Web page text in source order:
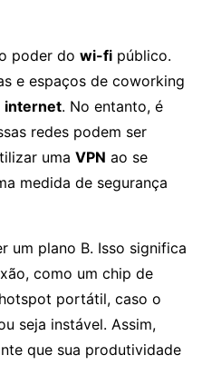
poder do wi-fi público.
e espaços de coworking
internet. No entanto, é
redes podem ser
uma VPN ao se
medida de segurança
um plano B. Isso significa
como um chip de
portátil, caso o
seja instável. Assim,
que sua produtividade